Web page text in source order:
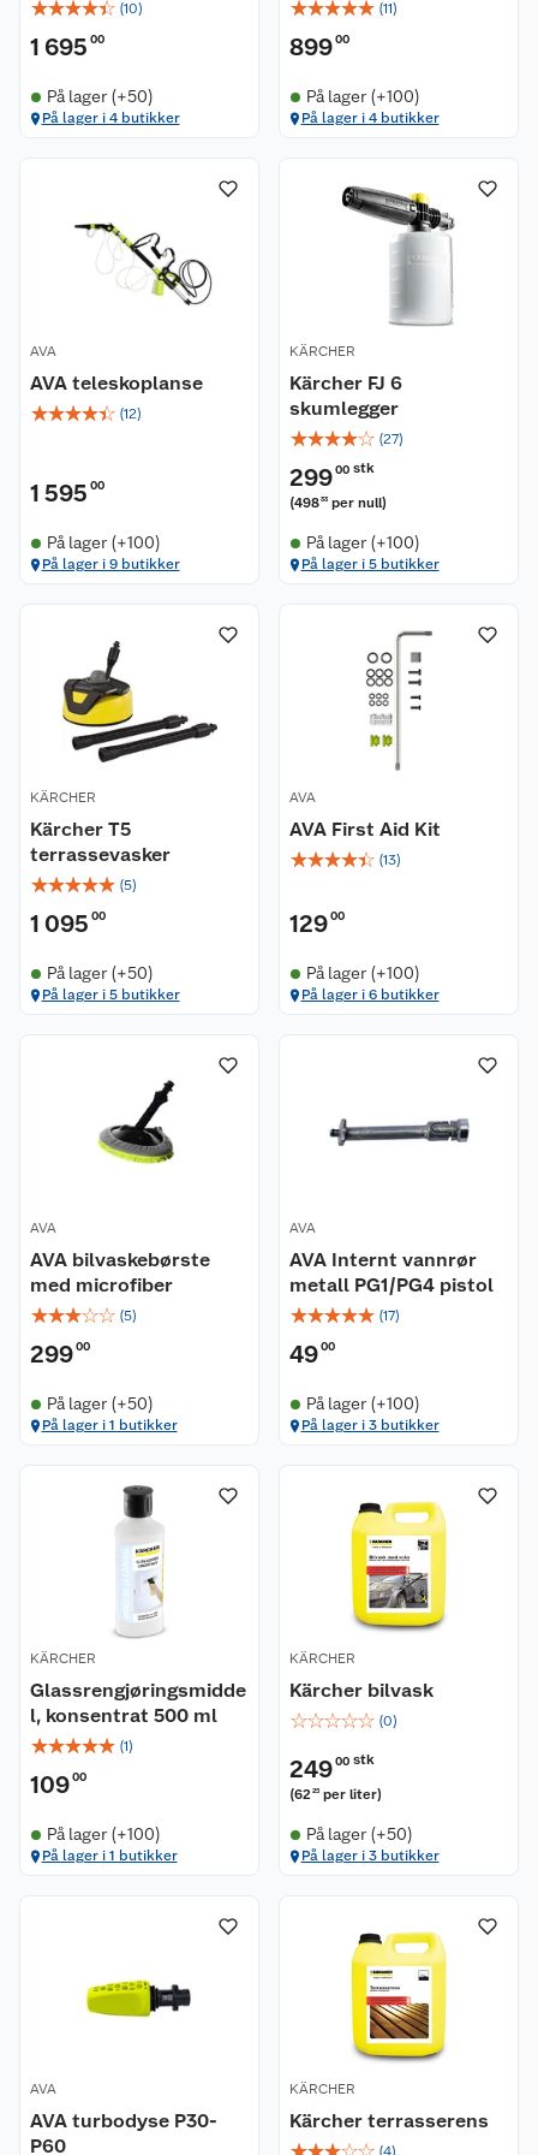
☆☆☆☆☆ (10)
1 695 00
På lager (+50)
På lager i 4 butikker
☆☆☆☆☆ (11)
89900
På lager (+100)
På lager i 4 butikker
AVA
AVA teleskoplanse
☆☆☆☆☆ (12)
1 595 00
På lager (+100)
På lager i 9 butikker
KÄRCHER
Kärcher FJ 6
skumlegger
☆☆☆☆☆ (27)
29900 stk
(49833 per null)
På lager (+100)
På lager i 5 butikker
KÄRCHER
Kärcher T5
terrassevasker
☆☆☆☆☆ (5)
1 095 00
På lager (+50)
På lager i 5 butikker
AVA
AVA First Aid Kit
☆☆☆☆☆ (13)
12900
På lager (+100)
På lager i 6 butikker
AVA
AVA bilvaskebørste
med microfiber
☆☆☆☆☆ (5)
29900
På lager (+50)
På lager i 1 butikker
AVA
AVA Internt vannrør
metall PG1/PG4 pistol
☆☆☆☆☆ (17)
4900
På lager (+100)
På lager i 3 butikker
KÄRCHER
Glassrengjøringsmidde
l, konsentrat 500 ml
☆☆☆☆☆ (1)
10900
På lager (+100)
På lager i 1 butikker
KÄRCHER
Kärcher bilvask
☆☆☆☆☆ (0)
24900 stk
(6225 per liter)
På lager (+50)
På lager i 3 butikker
AVA
AVA turbodyse P30-
P60
KÄRCHER
Kärcher terrasserens
(4)
Om oss
Våre butikker
Coop kjeder
Kundeservice
Kontakt oss
Reklamasjon og garanti
Betalingsalternativer